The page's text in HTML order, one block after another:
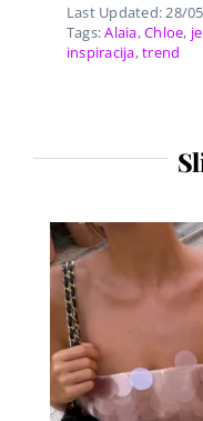
Last Updated: 28/
Tags:Alaia,Chloe,
inspiracija,trend